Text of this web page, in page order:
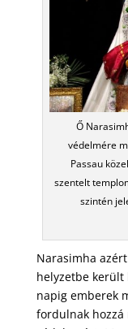
Ő
védelmére
Passau
szentelt
szintén
Narasimha
helyzetbe került
napig emberek
fordulnak